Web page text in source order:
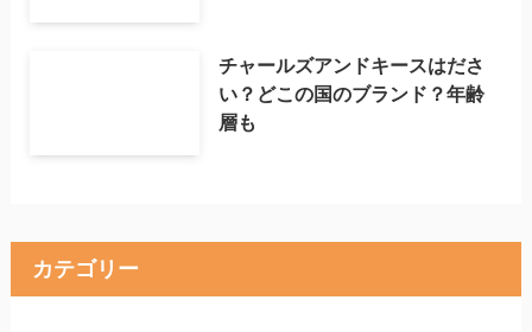
チャールズアンドキースはださ
い？どこの国のブランド？年齢
層も
カテゴリー